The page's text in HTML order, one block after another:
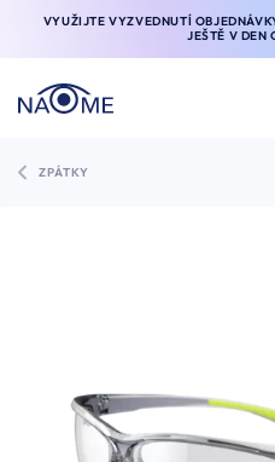
VYUŽIJTE VYZVEDNUTÍ
JEŠTĚ V DEN
ZPÁTKY